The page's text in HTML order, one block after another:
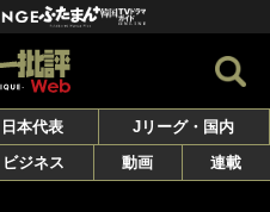
日本代表
Jリーグ・国内
ビジネス 動画 連載